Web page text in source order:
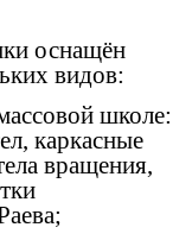
оснащён
видов:
школе:
каркасные
вращения,